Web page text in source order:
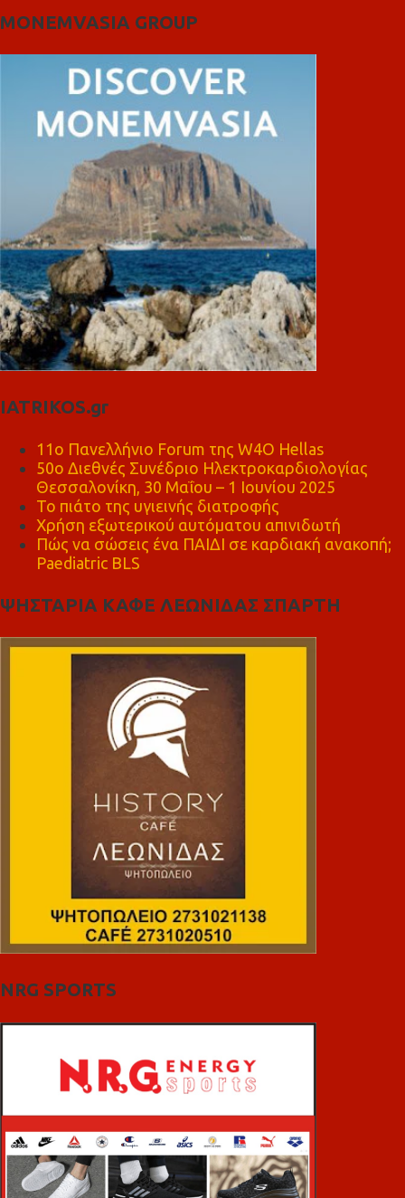
MONEMVASIA GROUP
IATRIKOS.gr
11ο Πανελλήνιο Forum της W4O Hellas
50ο Διεθνές Συνέδριο Ηλεκτροκαρδιολογίας
Θεσσαλονίκη, 30 Μαΐου – 1 Ιουνίου 2025
Το πιάτο της υγιεινής διατροφής
Χρήση εξωτερικού αυτόματου απινιδωτή
Πώς να σώσεις ένα ΠΑΙΔΙ σε καρδιακή ανακοπή;
Paediatric BLS
ΨΗΣΤΑΡΙΑ ΚΑΦΕ ΛΕΩΝΙΔΑΣ ΣΠΑΡΤΗ
NRG SPORTS